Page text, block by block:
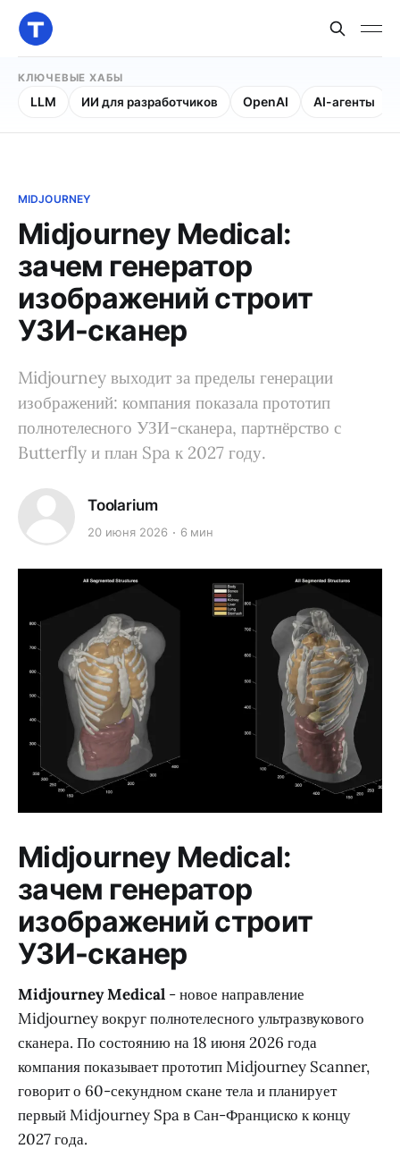
КЛЮЧЕВЫЕ ХАБЫ
LLM ИИ для разработчиков OpenAI AI-агенты
MIDJOURNEY
Midjourney Medical:
зачем генератор
изображений строит
УЗИ-сканер
Midjourney выходит за пределы генерации
изображений: компания показала прототип
полнотелесного УЗИ-сканера, партнёрство с
Butterfly и план Spa к 2027 году.
Toolarium
20 июня 2026 6 мин
Midjourney Medical:
зачем генератор
изображений строит
УЗИ-сканер
Midjourney Medical - новое направление
Midjourney вокруг полнотелесного ультразвукового
сканера. По состоянию на 18 июня 2026 года
компания показывает прототип Midjourney Scanner,
говорит о 60-секундном скане тела и планирует
первый Midjourney Spa в Сан-Франциско к концу
2027 года.